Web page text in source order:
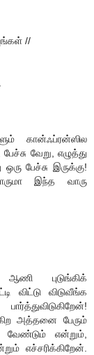
//
கான்ஃப்ரன்ஸில
வேறு, எழுத்து
பேச்சு இருக்கு!
இந்த வாரு
புடுங்கிக்
விட்டு விடுவீங்க
அத்தனை பேரும்
வேண்டும் என்றும்,
எச்சரிக்கிறேன்.